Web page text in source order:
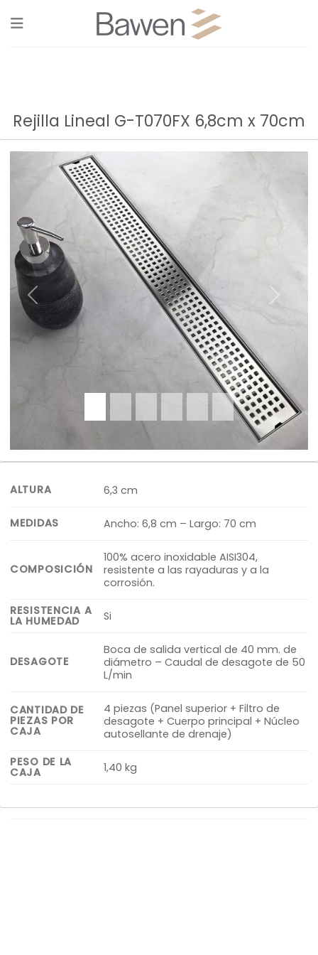
to
Rejilla Lineal G-T070FX 6,8cm x 70cm
Previous
ALTURA 6,3 cm
MEDIDAS Ancho: 6,8 cm – Largo: 70 cm
COMPOSICIÓN
100% acero inoxidable AISI304,
resistente a las rayaduras y a la
corrosión.
RESISTENCIA A
LA HUMEDAD Si
DESAGOTE
Boca de salida vertical de 40 mm. de
diámetro – Caudal de desagote de 50
L/min
CANTIDAD DE
PIEZAS POR
CAJA
4 piezas (Panel superior + Filtro de
desagote + Cuerpo principal + Núcleo
autosellante de drenaje)
PESO DE LA
CAJA 1,40 kg